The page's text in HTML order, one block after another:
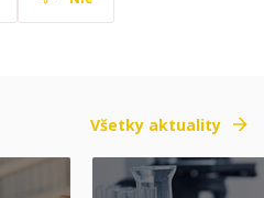
Všetky aktuality